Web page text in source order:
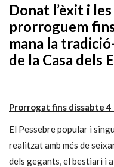
Donat l’èxit i
prorroguem
mana la
de la Casa dels
Prorrogat fins dissabte
El Pessebre popular i
realitzat amb més de
dels gegants, el bestiari i